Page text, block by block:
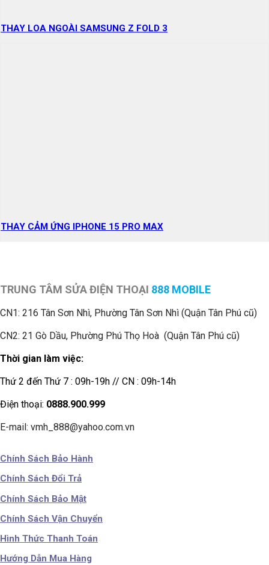
THAY LOA NGOÀI SAMSUNG Z FOLD 3
THAY CẢM ỨNG IPHONE 15 PRO MAX
TRUNG TÂM SỬA ĐIỆN THOẠI 888 MOBILE
CN1: 216 Tân Sơn Nhì, Phường Tân Sơn Nhì (Quận Tân Phú cũ)
CN2: 21 Gò Dầu, Phường Phú Thọ Hoà (Quận Tân Phú cũ)
Thời gian làm việc:
Thứ 2 đến Thứ 7 : 09h-19h // CN : 09h-14h
Điện thoại: 0888.900.999
E-mail: vmh_888@yahoo.com.vn
Chính Sách Bảo Hành
Chính Sách Đổi Trả
Chính Sách Bảo Mật
Chính Sách Vận Chuyển
Hình Thức Thanh Toán
Hướng Dẫn Mua Hàng